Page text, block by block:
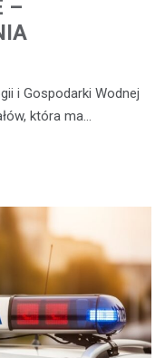
–
i Gospodarki Wodnej
która ma…